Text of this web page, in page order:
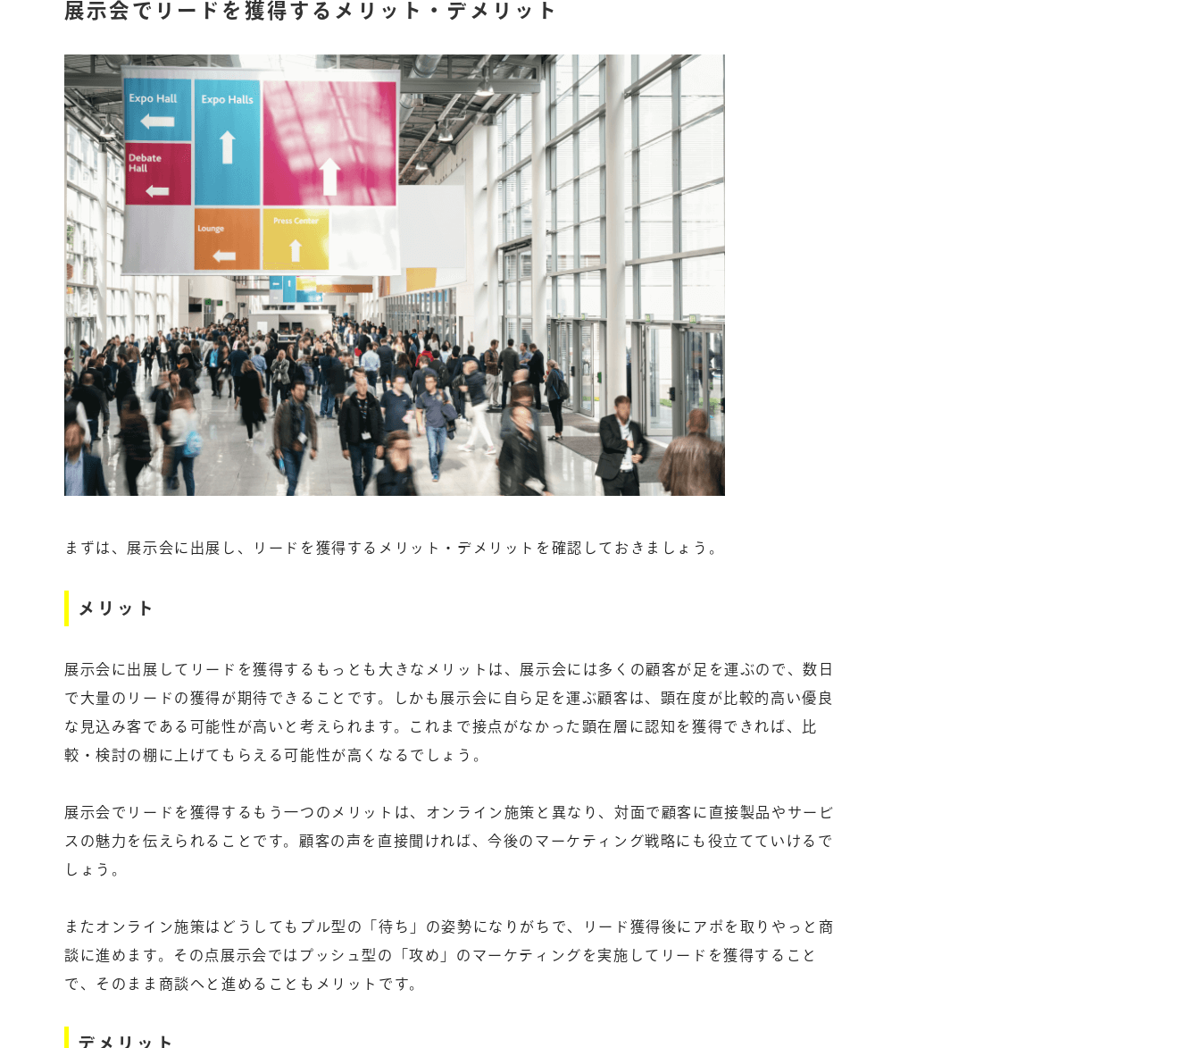
展示会でリードを獲得するメリット・デメリット
まずは、展示会に出展し、リードを獲得するメリット・デメリットを確認しておきましょう。
メリット
展示会に出展してリードを獲得するもっとも大きなメリットは、展示会には多くの顧客が足を運ぶので、数日
で大量のリードの獲得が期待できることです。しかも展示会に自ら足を運ぶ顧客は、顕在度が比較的高い優良
な見込み客である可能性が高いと考えられます。これまで接点がなかった顕在層に認知を獲得できれば、比
較・検討の棚に上げてもらえる可能性が高くなるでしょう。
展示会でリードを獲得するもう一つのメリットは、オンライン施策と異なり、対面で顧客に直接製品やサービ
スの魅力を伝えられることです。顧客の声を直接聞ければ、今後のマーケティング戦略にも役立てていけるで
しょう。
またオンライン施策はどうしてもプル型の「待ち」の姿勢になりがちで、リード獲得後にアポを取りやっと商
談に進めます。その点展示会ではプッシュ型の「攻め」のマーケティングを実施してリードを獲得すること
で、そのまま商談へと進めることもメリットです。
デメリット